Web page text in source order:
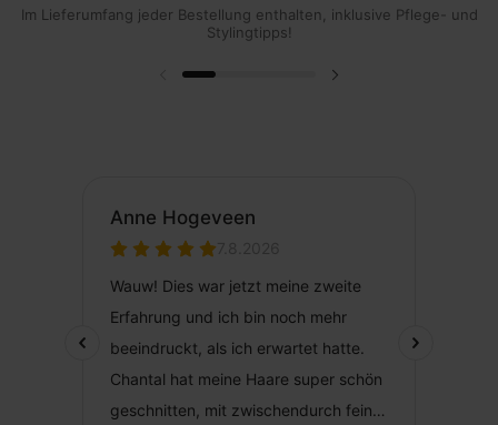
Im Lieferumfang jeder Bestellung enthalten, inklusive Pflege- und
Stylingtipps!
Vorherige Folie